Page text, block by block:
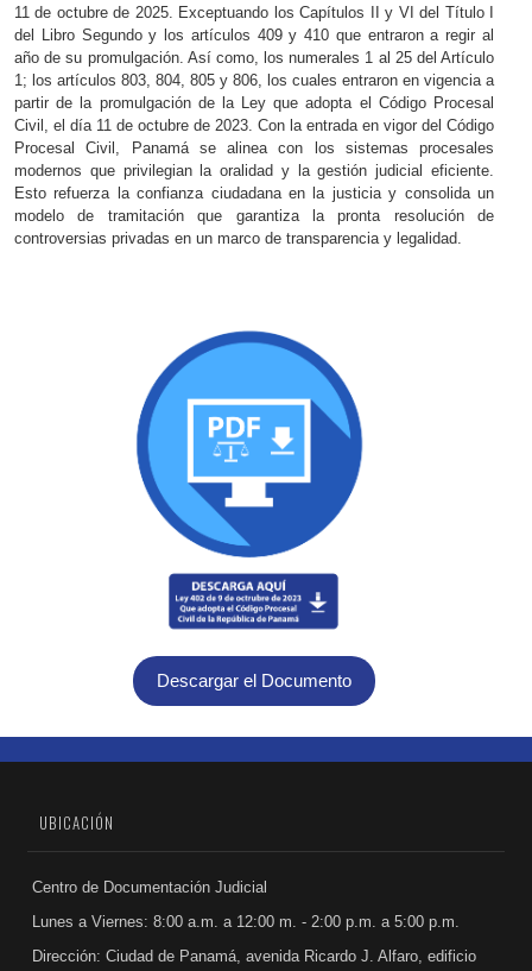
11 de octubre de 2025. Exceptuando los Capítulos II y VI del Título I
del Libro Segundo y los artículos 409 y 410 que entraron a regir al
año de su promulgación. Así como, los numerales 1 al 25 del Artículo
1; los artículos 803, 804, 805 y 806, los cuales entraron en vigencia a
partir de la promulgación de la Ley que adopta el Código Procesal
Civil, el día 11 de octubre de 2023. Con la entrada en vigor del Código
Procesal Civil, Panamá se alinea con los sistemas procesales
modernos que privilegian la oralidad y la gestión judicial eficiente.
Esto refuerza la confianza ciudadana en la justicia y consolida un
modelo de tramitación que garantiza la pronta resolución de
controversias privadas en un marco de transparencia y legalidad.
Descargar el Documento
UBICACIÓN
Centro de Documentación Judicial
Lunes a Viernes: 8:00 a.m. a 12:00 m. - 2:00 p.m. a 5:00 p.m.
Dirección: Ciudad de Panamá, avenida Ricardo J. Alfaro, edificio